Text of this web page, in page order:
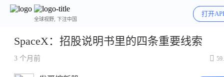
全球视野, 下注中国
打开
SpaceX：招股说明书里的四条重要线索
3 个月前 